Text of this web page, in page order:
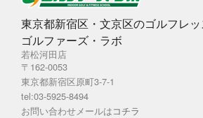
東京都新宿区・文京区のゴルフレ
ゴルファーズ・ラボ
若松河田店
〒162-0053
東京都新宿区原町3-7-1
tel:03-5925-8494
お問い合わせメールはコチラ